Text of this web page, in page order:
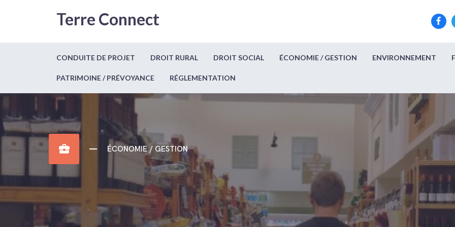
Terre Connect
CONDUITE DE PROJET DROIT RURAL DROIT SOCIAL ÉCONOMIE / GESTION ENVIRONNEMENT
PATRIMOINE / PRÉVOYANCE RÉGLEMENTATION
business_center ÉCONOMIE / GESTION